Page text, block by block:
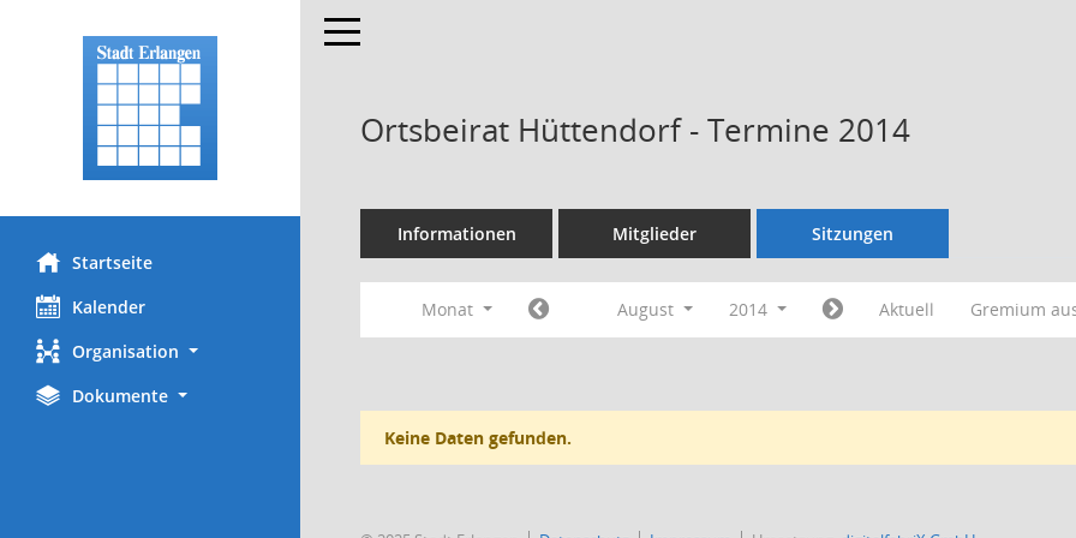
Startseite
Kalender
Organisation
Dokumente
Toggle navigation
Ortsbeirat Hüttendorf - Termine 2014
Informationen Mitglieder Sitzungen
Monat August 2014 Aktuell Gremium
Keine Daten gefunden.